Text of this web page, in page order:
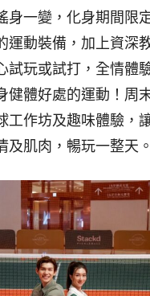
身一變，化身期間限
運動裝備，加上資深
試玩或試打，全情體
健體好處的運動！周
工作坊及趣味體驗，
及肌肉，暢玩一整天。